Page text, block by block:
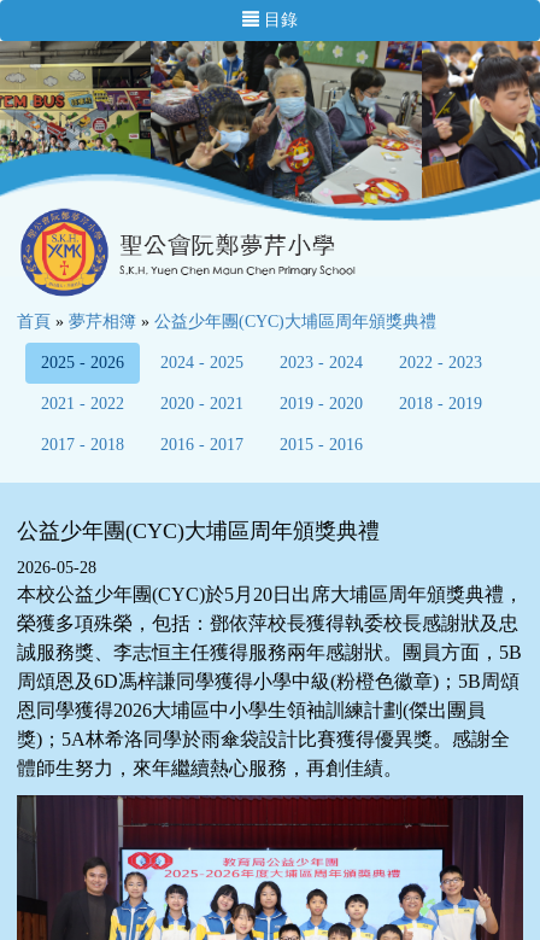
目錄
首頁 » 夢芹相簿 » 公益少年團(CYC)大埔區周年頒獎典禮
2025 - 2026 2024 - 2025 2023 - 2024 2022 - 2023
2021 - 2022 2020 - 2021 2019 - 2020 2018 - 2019
2017 - 2018 2016 - 2017 2015 - 2016
公益少年團(CYC)大埔區周年頒獎典禮
2026-05-28
本校公益少年團(CYC)於5月20日出席大埔區周年頒獎典禮，
榮獲多項殊榮，包括：鄧依萍校長獲得執委校長感謝狀及忠
誠服務獎、李志恒主任獲得服務兩年感謝狀。團員方面，5B
周頌恩及6D馮梓謙同學獲得小學中級(粉橙色徽章)；5B周頌
恩同學獲得2026大埔區中小學生領袖訓練計劃(傑出團員
獎)；5A林希洛同學於雨傘袋設計比賽獲得優異獎。感謝全
體師生努力，來年繼續熱心服務，再創佳績。